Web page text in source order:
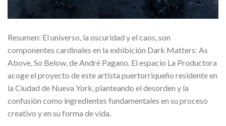
Resumen: El universo, la oscuridad y el caos, son
componentes cardinales en la exhibición Dark Matters: As
Above, So Below, de André Pagano. El espacio La Productora
acoge el proyecto de este artista puertorriqueño residente en
la Ciudad de Nueva York, planteando el desorden y la
confusión como ingredientes fundamentales en su proceso
creativo y en su forma de vida.